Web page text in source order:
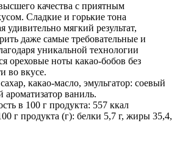
качества с приятным
Сладкие и горькие тона
удивительно мягкий результат,
даже самые требовательные и
уникальной технологии
ореховые ноты какао-бобов без
во вкусе.
какао-масло, эмульгатор: соевый
ваниль.
в 100 г продукта: 557 ккал
г продукта (г): белки 5,7 г, жиры 35,4,